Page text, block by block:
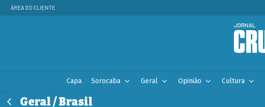
ÁREA DO CLIENTE
Capa Sorocaba Geral Opinião Cultura
Geral / Brasil